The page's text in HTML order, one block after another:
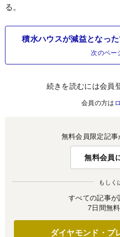
る。
積水ハウスが減益となっ
次のペー
続きを読むには会員
会員の方は
無料会員限定記事
無料会員
もしく
すべての記事が
7日間無
ダイヤモンド・プ